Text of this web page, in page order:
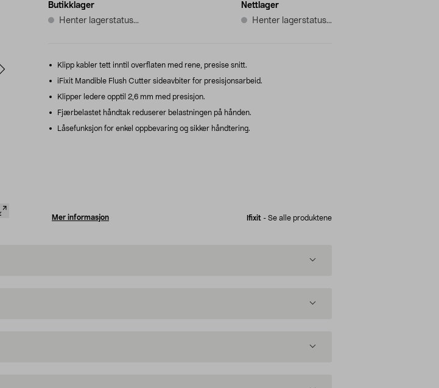
Butikklager
Henter lagerstatus...
Nettlager
Henter lagerstatus...
Klipp kabler tett inntil overflaten med rene, presise snitt.
iFixit Mandible Flush Cutter sideavbiter for presisjonsarbeid.
Klipper ledere opptil 2,6 mm med presisjon.
Fjærbelastet håndtak reduserer belastningen på hånden.
Låsefunksjon for enkel oppbevaring og sikker håndtering.
Mer informasjon Ifixit - Se alle produktene